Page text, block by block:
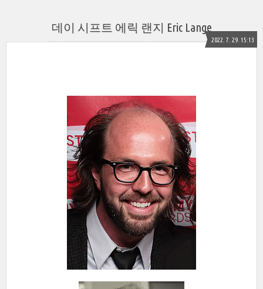
데이 시프트 에릭 랜지 Eric Lange
2022. 7. 29. 15:13